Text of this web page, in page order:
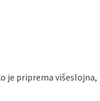
je priprema višeslojna,